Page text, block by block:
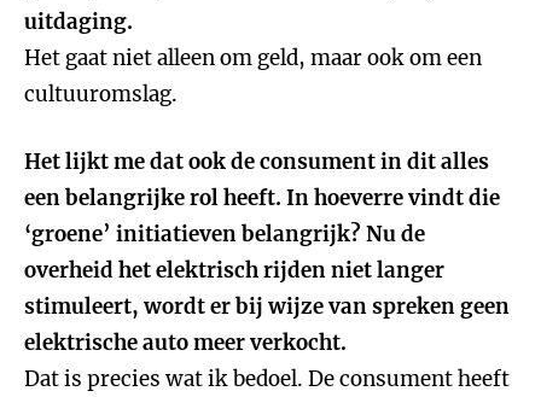
uitdaging.
Het gaat niet alleen om geld, maar ook om een
cultuuromslag.
Het lijkt me dat ook de consument in dit alles
een belangrijke rol heeft. In hoeverre vindt die
‘groene’ initiatieven belangrijk? Nu de
overheid het elektrisch rijden niet langer
stimuleert, wordt er bij wijze van spreken geen
elektrische auto meer verkocht.
Dat is precies wat ik bedoel. De consument heeft